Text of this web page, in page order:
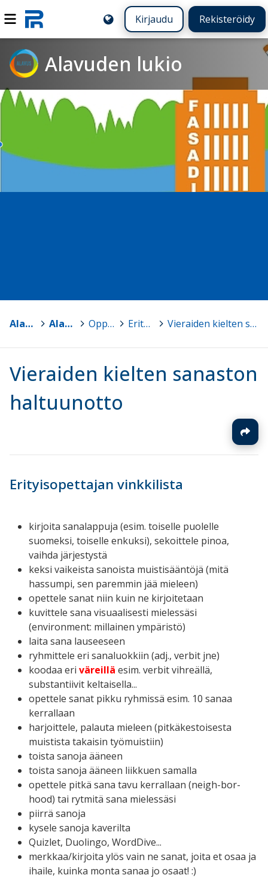
Kirjaudu Rekisteröidy
Alavuden lukio
Alavus Alavuden lukio > Oppiaineet ja kurssit > Erityisopetus > Vieraiden kielten sanaston haltuunotto
Vieraiden kielten sanaston
haltuunotto
Erityisopettajan vinkkilista
kirjoita sanalappuja (esim. toiselle puolelle
suomeksi, toiselle enkuksi), sekoittele pinoa,
vaihda järjestystä
keksi vaikeista sanoista muistisääntöjä (mitä
hassumpi, sen paremmin jää mieleen)
opettele sanat niin kuin ne kirjoitetaan
kuvittele sana visuaalisesti mielessäsi
(environment: millainen ympäristö)
laita sana lauseeseen
ryhmittele eri sanaluokkiin (adj., verbit jne)
koodaa eri väreillä esim. verbit vihreällä,
substantiivit keltaisella...
opettele sanat pikku ryhmissä esim. 10 sanaa
kerrallaan
harjoittele, palauta mieleen (pitkäkestoisesta
muistista takaisin työmuistiin)
toista sanoja ääneen
toista sanoja ääneen liikkuen samalla
opettele pitkä sana tavu kerrallaan (neigh-bor-
hood) tai rytmitä sana mielessäsi
piirrä sanoja
kysele sanoja kaverilta
Quizlet, Duolingo, WordDive...
merkkaa/kirjoita ylös vain ne sanat, joita et osaa ja
ihaile, kuinka monta sanaa jo osaat! :)